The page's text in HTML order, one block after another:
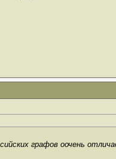
графов оочень